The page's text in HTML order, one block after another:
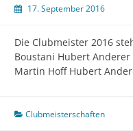
17. September 2016
Die Clubmeister 2016
Boustani Hubert
Martin Hoff Hubert
Clubmeisterschaften